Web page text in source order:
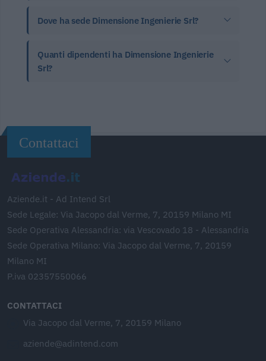
Dove ha sede Dimensione Ingenierie Srl?
Quanti dipendenti ha Dimensione Ingenierie
Srl?
Contattaci
Aziende.it - Ad Intend Srl
Sede Legale: Via Jacopo dal Verme, 7, 20159 Milano MI
Sede Operativa Alessandria: via Vescovado 18 - Alessandria
Sede Operativa Milano: Via Jacopo dal Verme, 7, 20159
Milano MI
P.iva 02357550066
CONTATTACI
Via Jacopo dal Verme, 7, 20159 Milano
aziende@adintend.com